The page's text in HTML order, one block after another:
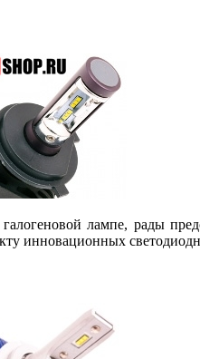
лампе, рады
инновационных